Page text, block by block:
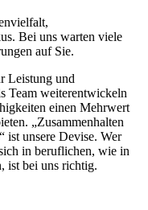
Bei uns warten viele
auf Sie.
Leistung und
Team weiterentwickeln
einen Mehrwert
„Zusammenhalten
ist unsere Devise. Wer
in beruflichen, wie in
ist bei uns richtig.